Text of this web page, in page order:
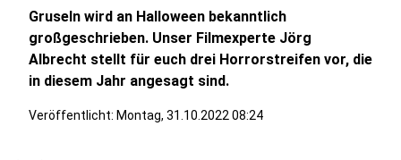
Gruseln wird an Halloween bekanntlich
großgeschrieben. Unser Filmexperte Jörg
Albrecht stellt für euch drei Horrorstreifen vor, die
in diesem Jahr angesagt sind.
Veröffentlicht: Montag, 31.10.2022 08:24